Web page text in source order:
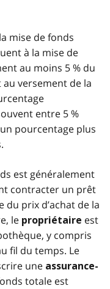
mise de fonds
à la mise de
au moins 5 % du
versement de la
entre 5 %
pourcentage plus
est généralement
contracter un prêt
prix d’achat de la
le propriétaire est
y compris
fil du temps. Le
une assurance-
totale est